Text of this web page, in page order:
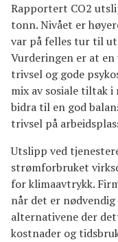
Rapportert CO2
tonn. Nivået er
var på felles tur til
Vurderingen er at
trivsel og gode
mix av sosiale tiltak
bidra til en god
trivsel på
Utslipp ved
strømforbruket
for klimaavtrykk.
når det er
alternativene der
kostnader og